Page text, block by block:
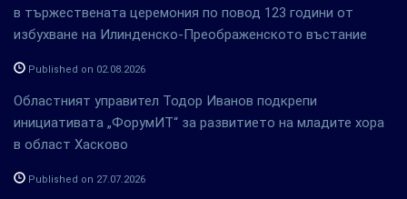
в тържествената церемония по повод 123 години от
избухване на Илинденско-Преображенското въстание
Published on 02.08.2026
Областният управител Тодор Иванов подкрепи
инициативата „ФорумИТ“ за развитието на младите хора
в област Хасково
Published on 27.07.2026